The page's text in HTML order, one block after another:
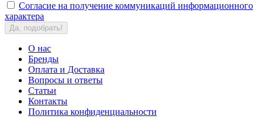
Согласие на получение коммуникаций информационного
характера
Да, подобрать!
О нас
Бренды
Оплата и Доставка
Вопросы и ответы
Статьи
Контакты
Политика конфиденциальности